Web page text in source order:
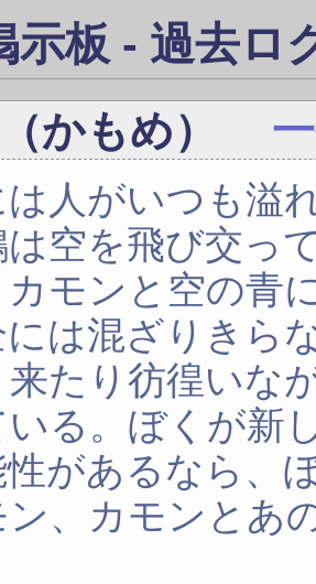
示板 - 過去ロ
かもめ）
人がいつも溢
は空を飛び交っ
カモンと空の青
には混ざりきら
来たり彷徨いな
いる。ぼくが新
があるなら、
ン、カモンとあ